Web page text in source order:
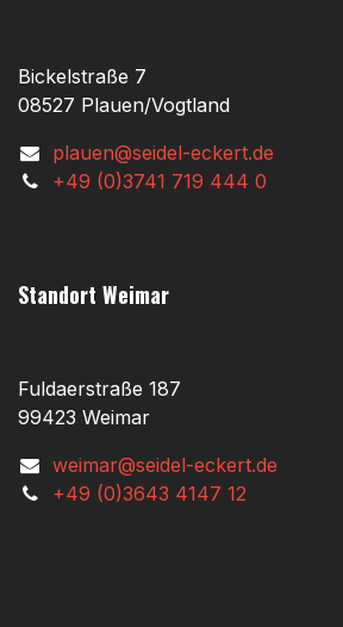
Bickelstraße 7
08527 Plauen/Vogtland
plauen@seidel-eckert.de
+49 (0)3741 719 444 0
Standort Weimar
Fuldaerstraße 187
99423 Weimar
weimar@seidel-eckert.de
+49 (0)3643 4147 12